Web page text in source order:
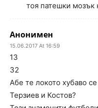
тоя патешки мозък
Анонимен
15.06.2017 At 16:59
13
32
Абе те локото хубаво
Терзиев и Костов?